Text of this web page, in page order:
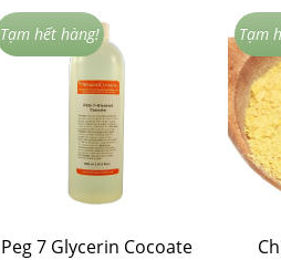
Tạm hết hàng!
Peg 7 Glycerin Cocoate
Tạm